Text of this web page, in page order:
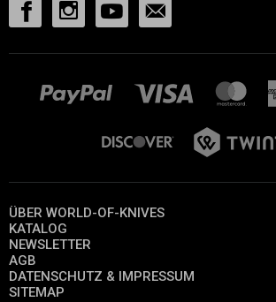
ÜBER WORLD-OF-KNIVES
KATALOG
NEWSLETTER
AGB
DATENSCHUTZ & IMPRESSUM
SITEMAP